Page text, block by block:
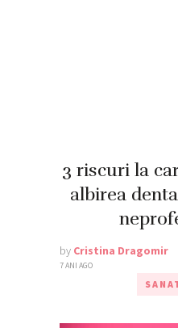
3 riscuri la
albirea
by Cristina Dragomir
7 ANI AGO